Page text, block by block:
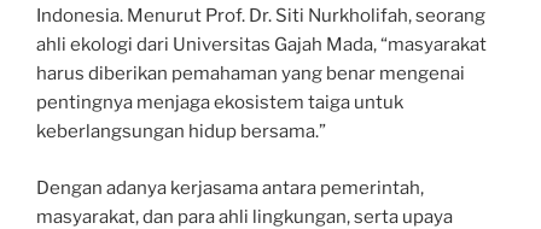
Indonesia. Menurut Prof. Dr. Siti Nurkholifah, seorang
ahli ekologi dari Universitas Gajah Mada, “masyarakat
harus diberikan pemahaman yang benar mengenai
pentingnya menjaga ekosistem taiga untuk
keberlangsungan hidup bersama.”
Dengan adanya kerjasama antara pemerintah,
masyarakat, dan para ahli lingkungan, serta upaya